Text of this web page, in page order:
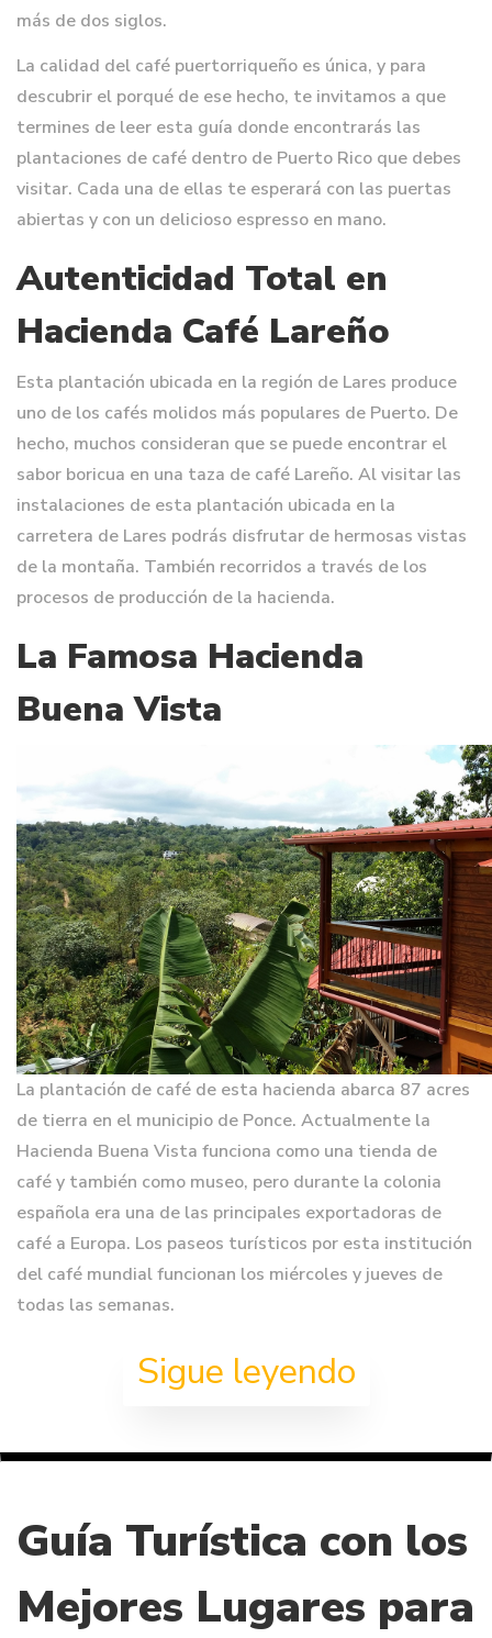
más de dos siglos.
La calidad del café puertorriqueño es única, y para
descubrir el porqué de ese hecho, te invitamos a que
termines de leer esta guía donde encontrarás las
plantaciones de café dentro de Puerto Rico que debes
visitar. Cada una de ellas te esperará con las puertas
abiertas y con un delicioso espresso en mano.
Autenticidad Total en
Hacienda Café Lareño
Esta plantación ubicada en la región de Lares produce
uno de los cafés molidos más populares de Puerto. De
hecho, muchos consideran que se puede encontrar el
sabor boricua en una taza de café Lareño. Al visitar las
instalaciones de esta plantación ubicada en la
carretera de Lares podrás disfrutar de hermosas vistas
de la montaña. También recorridos a través de los
procesos de producción de la hacienda.
La Famosa Hacienda
Buena Vista
La plantación de café de esta hacienda abarca 87 acres
de tierra en el municipio de Ponce. Actualmente la
Hacienda Buena Vista funciona como una tienda de
café y también como museo, pero durante la colonia
española era una de las principales exportadoras de
café a Europa. Los paseos turísticos por esta institución
del café mundial funcionan los miércoles y jueves de
todas las semanas.
Sigue leyendo
Guía Turística con los
Mejores Lugares para